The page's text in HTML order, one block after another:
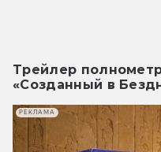
Трейлер
«Созданный в
РЕКЛАМА